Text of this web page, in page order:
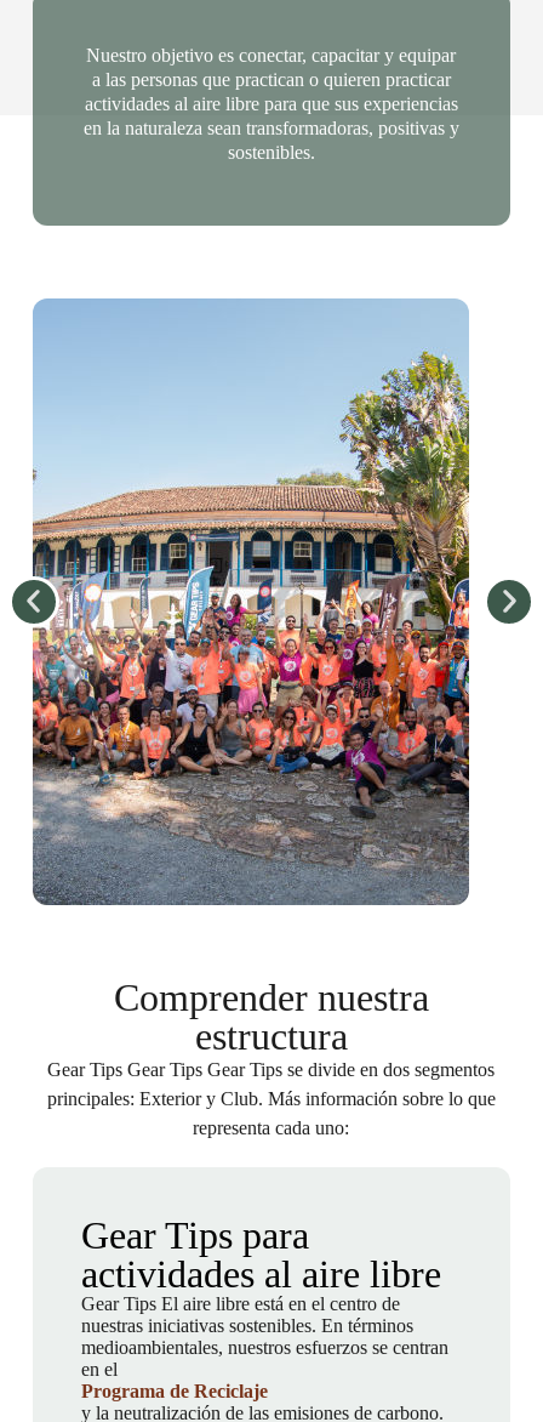
Nuestro objetivo es conectar, capacitar y equipar
a las personas que practican o quieren practicar
actividades al aire libre para que sus experiencias
en la naturaleza sean transformadoras, positivas y
sostenibles.
Comprender nuestra
estructura
Gear Tips Gear Tips Gear Tips se divide en dos segmentos
principales: Exterior y Club. Más información sobre lo que
representa cada uno:
Gear Tips para
actividades al aire libre
Gear Tips El aire libre está en el centro de
nuestras iniciativas sostenibles. En términos
medioambientales, nuestros esfuerzos se centran
en el
Programa de Reciclaje
y la neutralización de las emisiones de carbono.